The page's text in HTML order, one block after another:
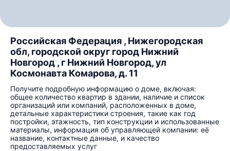
Российская Федерация , Нижегородская
обл, городской округ город Нижний
Новгород , г Нижний Новгород, ул
Космонавта Комарова, д. 11
Получите подробную информацию о доме, включая:
общее количество квартир в здании, наличие и список
организаций или компаний, расположенных в доме,
детальные характеристики строения, такие как год
постройки, этажность, тип конструкции и использованные
материалы, информация об управляющей компании: её
название, контактные данные, и качество
предоставляемых услуг